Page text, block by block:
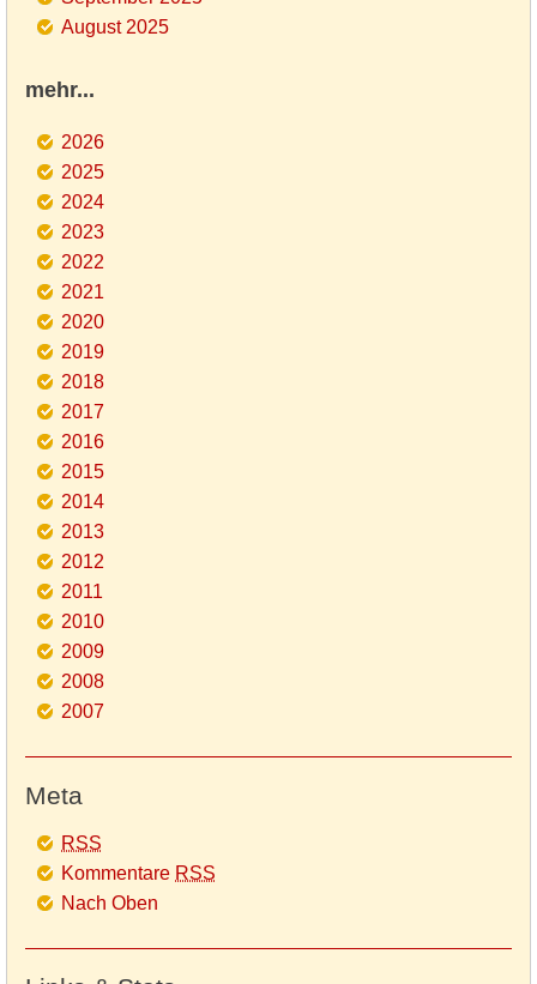
August 2025
mehr...
2026
2025
2024
2023
2022
2021
2020
2019
2018
2017
2016
2015
2014
2013
2012
2011
2010
2009
2008
2007
Meta
RSS
Kommentare RSS
Nach Oben